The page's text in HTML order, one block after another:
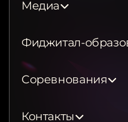
Медиа
Фиджитал-
Соревнования
Контакты